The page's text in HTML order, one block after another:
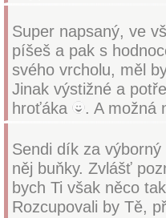
Super napsaný, ve
píšeš a pak s
svého vrcholu, měl
Jinak výstižné a
hroťáka
. A možná
Sendi dík za
něj buňky. Zvlášť
bych Ti však něco
Rozcupovali by Tě,